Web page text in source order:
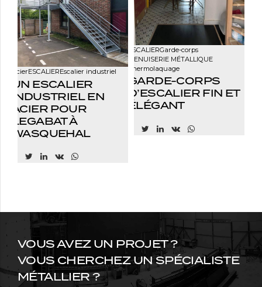
ESCALIERGarde-corps
MENUISERIE MÉTALLIQUE
Thermolaquage
GARDE-CORPS
D’ESCALIER FIN ET
ÉLÉGANT
AcierESCALIEREscalier industriel
UN ESCALIER
INDUSTRIEL EN
ACIER POUR
LEGABAT À
WASQUEHAL
VOUS AVEZ UN PROJET ?
VOUS CHERCHEZ UN SPÉCIALISTE
MÉTALLIER ?